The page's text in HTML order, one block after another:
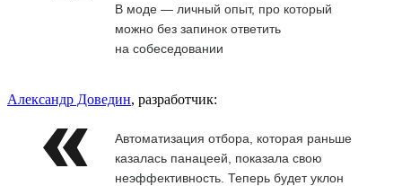
В моде — личный опыт, про который
можно без запинок ответить
на собеседовании
Александр Доведин, разработчик:
Автоматизация отбора, которая раньше
казалась панацеей, показала свою
неэффективность. Теперь будет уклон